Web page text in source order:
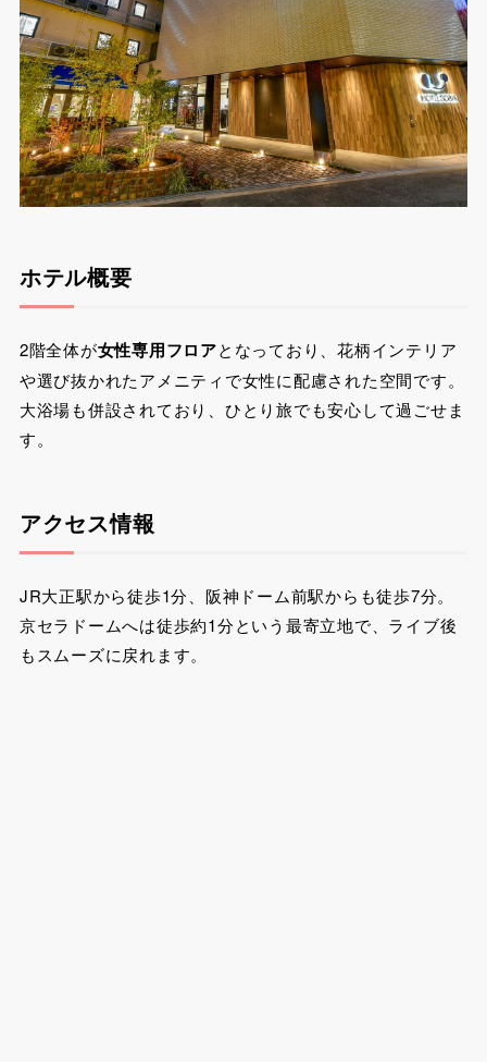
ホテル概要
2階全体が女性専用フロアとなっており、花柄インテリア
や選び抜かれたアメニティで女性に配慮された空間です。
大浴場も併設されており、ひとり旅でも安心して過ごせま
す。
アクセス情報
JR大正駅から徒歩1分、阪神ドーム前駅からも徒歩7分。
京セラドームへは徒歩約1分という最寄立地で、ライブ後
もスムーズに戻れます。